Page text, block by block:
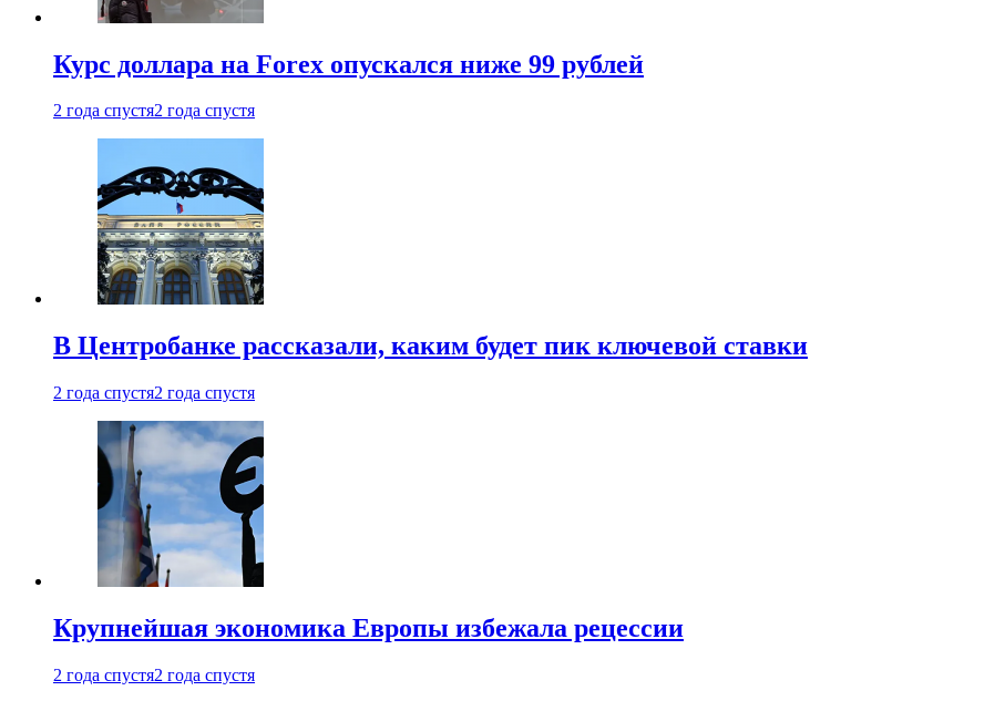
Курс доллара на Forex опускался ниже 99 рублей
2 года спустя2 года спустя
В Центробанке рассказали, каким будет пик ключевой ставки
2 года спустя2 года спустя
Крупнейшая экономика Европы избежала рецессии
2 года спустя2 года спустя